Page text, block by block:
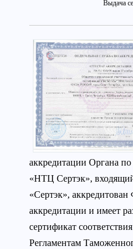
Выдача
аккредитации Органа
«НТЦ Сертэк»,
«Сертэк»,
аккредитации и имеет
сертификат
Регламентам